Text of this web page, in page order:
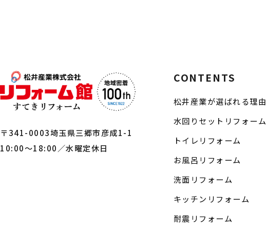
〒341-0003埼玉県三郷市彦成1-1
10:00～18:00／水曜定休日
CONTENTS
松井産業が選ばれる理由
水回りセットリフォーム
トイレリフォーム
お風呂リフォーム
洗面リフォーム
キッチンリフォーム
耐震リフォーム